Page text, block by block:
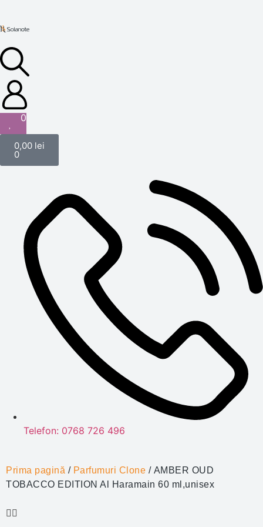
0
0,00 lei
0
Telefon: 0768 726 496
Prima pagină / Parfumuri Clone / AMBER OUD
TOBACCO EDITION Al Haramain 60 ml,unisex